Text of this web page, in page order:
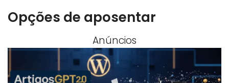
Opções de aposentar
Anúncios